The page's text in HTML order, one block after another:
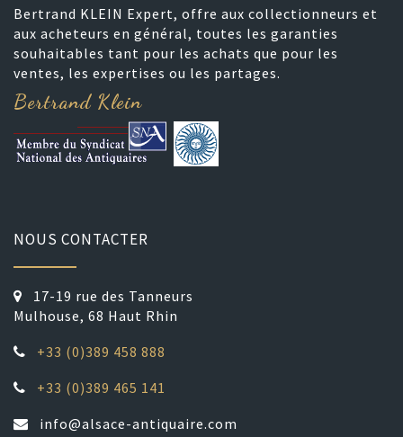
Bertrand KLEIN Expert, offre aux collectionneurs et
aux acheteurs en général, toutes les garanties
souhaitables tant pour les achats que pour les
ventes, les expertises ou les partages.
Bertrand Klein
NOUS CONTACTER
17-19 rue des Tanneurs
Mulhouse, 68 Haut Rhin
+33 (0)389 458 888
+33 (0)389 465 141
info@alsace-antiquaire.com